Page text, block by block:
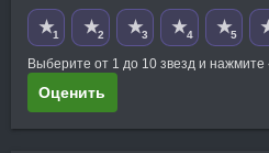
★1 ★2 ★3 ★4 ★5
Выберите от 1 до 10 звезд и
Оценить